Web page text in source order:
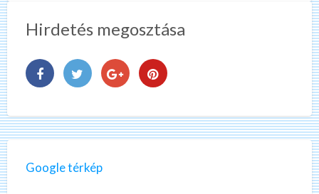
Hirdetés megosztása
Google térkép